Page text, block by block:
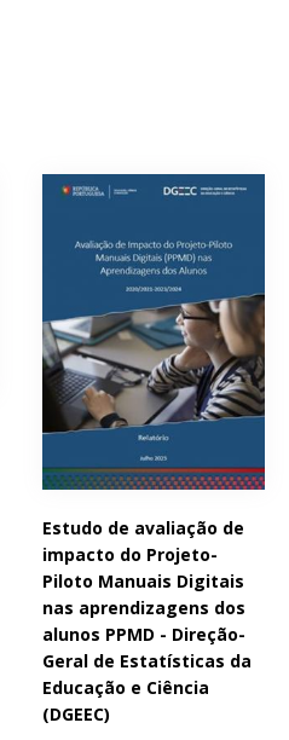
Estudo de avaliação de
impacto do Projeto-
Piloto Manuais Digitais
nas aprendizagens dos
alunos PPMD - Direção-
Geral de Estatísticas da
Educação e Ciência
(DGEEC)